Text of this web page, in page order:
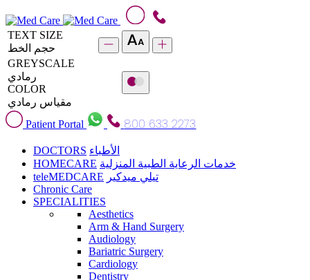
TEXT SIZE
حجم الخط
GREYSCALE
رمادي
COLOR
مقياس رمادي
Patient Portal
800 633 2273
DOCTORS الأطباء
HOMECARE خدمات الرعاية الطبية المنزلية
teleMEDCARE تيلي ميدكير
Chronic Care
SPECIALITIES
Aesthetics
Arm & Hand Surgery
Audiology
Bariatric Surgery
Cardiology
Dentistry